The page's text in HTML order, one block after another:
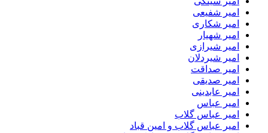
امیر شفیعی
امیر شکاری
امیر شهیار
امیر شیرازی
امیر شیردلان
امیر صداقت
امیر صدیقی
امیر عابدینی
امیر عباس
امیر عباس گلاب
امیر عباس گلاب و امین قباد